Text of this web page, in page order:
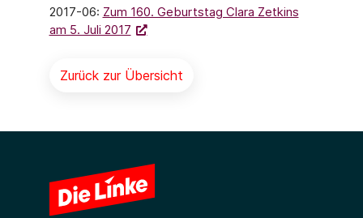
2017-06: Zum 160. Geburtstag Clara Zetkins
am 5. Juli 2017
Zurück zur Übersicht